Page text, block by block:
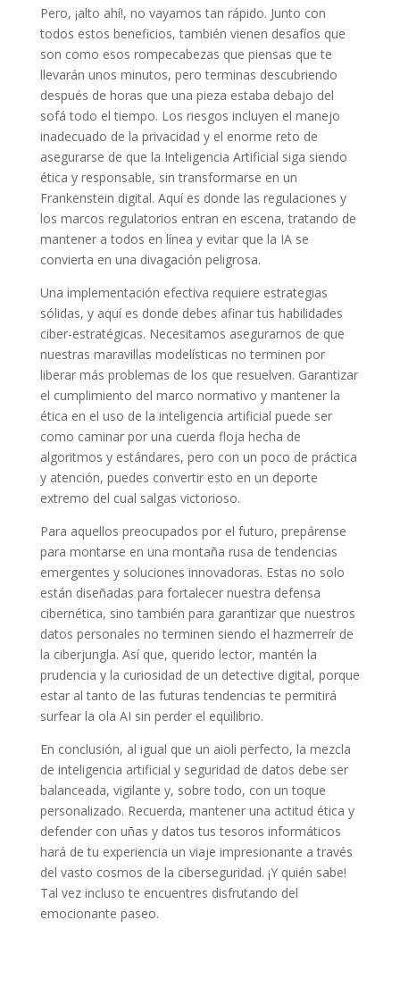
Pero, ¡alto ahí!, no vayamos tan rápido. Junto con
todos estos beneficios, también vienen desafíos que
son como esos rompecabezas que piensas que te
llevarán unos minutos, pero terminas descubriendo
después de horas que una pieza estaba debajo del
sofá todo el tiempo. Los riesgos incluyen el manejo
inadecuado de la privacidad y el enorme reto de
asegurarse de que la Inteligencia Artificial siga siendo
ética y responsable, sin transformarse en un
Frankenstein digital. Aquí es donde las regulaciones y
los marcos regulatorios entran en escena, tratando de
mantener a todos en línea y evitar que la IA se
convierta en una divagación peligrosa.
Una implementación efectiva requiere estrategias
sólidas, y aquí es donde debes afinar tus habilidades
ciber-estratégicas. Necesitamos asegurarnos de que
nuestras maravillas modelísticas no terminen por
liberar más problemas de los que resuelven. Garantizar
el cumplimiento del marco normativo y mantener la
ética en el uso de la inteligencia artificial puede ser
como caminar por una cuerda floja hecha de
algoritmos y estándares, pero con un poco de práctica
y atención, puedes convertir esto en un deporte
extremo del cual salgas victorioso.
Para aquellos preocupados por el futuro, prepárense
para montarse en una montaña rusa de tendencias
emergentes y soluciones innovadoras. Estas no solo
están diseñadas para fortalecer nuestra defensa
cibernética, sino también para garantizar que nuestros
datos personales no terminen siendo el hazmerreír de
la ciberjungla. Así que, querido lector, mantén la
prudencia y la curiosidad de un detective digital, porque
estar al tanto de las futuras tendencias te permitirá
surfear la ola AI sin perder el equilibrio.
En conclusión, al igual que un aioli perfecto, la mezcla
de inteligencia artificial y seguridad de datos debe ser
balanceada, vigilante y, sobre todo, con un toque
personalizado. Recuerda, mantener una actitud ética y
defender con uñas y datos tus tesoros informáticos
hará de tu experiencia un viaje impresionante a través
del vasto cosmos de la ciberseguridad. ¡Y quién sabe!
Tal vez incluso te encuentres disfrutando del
emocionante paseo.